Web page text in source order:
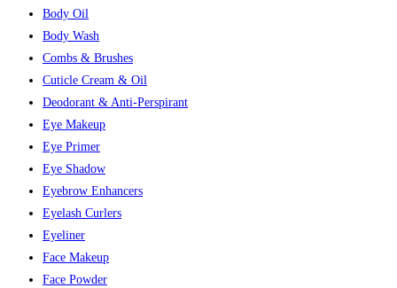
Body Oil
Body Wash
Combs & Brushes
Cuticle Cream & Oil
Deodorant & Anti-Perspirant
Eye Makeup
Eye Primer
Eye Shadow
Eyebrow Enhancers
Eyelash Curlers
Eyeliner
Face Makeup
Face Powder